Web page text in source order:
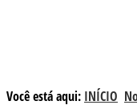
Você está aqui: INÍCIO